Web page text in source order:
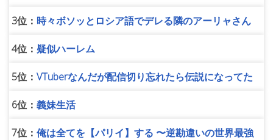
3位： 時々ボソッとロシア語でデレる隣のアーリャさん
4位： 疑似ハーレム
5位： VTuberなんだが配信切り忘れたら伝説になってた
6位： 義妹生活
7位： 俺は全てを【パリイ】する 〜逆勘違いの世界最強